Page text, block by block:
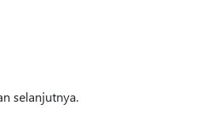
selanjutnya.